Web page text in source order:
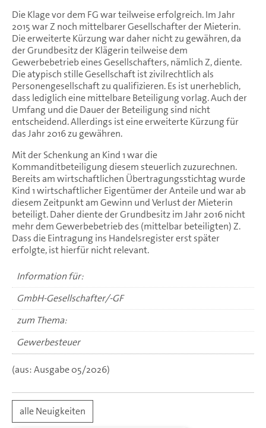
Die Klage vor dem FG war teilweise erfolgreich. Im Jahr
2015 war Z noch mittelbarer Gesellschafter der Mieterin.
Die erweiterte Kürzung war daher nicht zu gewähren, da
der Grundbesitz der Klägerin teilweise dem
Gewerbebetrieb eines Gesellschafters, nämlich Z, diente.
Die atypisch stille Gesellschaft ist zivilrechtlich als
Personengesellschaft zu qualifizieren. Es ist unerheblich,
dass lediglich eine mittelbare Beteiligung vorlag. Auch der
Umfang und die Dauer der Beteiligung sind nicht
entscheidend. Allerdings ist eine erweiterte Kürzung für
das Jahr 2016 zu gewähren.
Mit der Schenkung an Kind 1 war die
Kommanditbeteiligung diesem steuerlich zuzurechnen.
Bereits am wirtschaftlichen Übertragungsstichtag wurde
Kind 1 wirtschaftlicher Eigentümer der Anteile und war ab
diesem Zeitpunkt am Gewinn und Verlust der Mieterin
beteiligt. Daher diente der Grundbesitz im Jahr 2016 nicht
mehr dem Gewerbebetrieb des (mittelbar beteiligten) Z.
Dass die Eintragung ins Handelsregister erst später
erfolgte, ist hierfür nicht relevant.
Information für:
GmbH-Gesellschafter/-GF
zum Thema:
Gewerbesteuer
(aus: Ausgabe 05/2026)
alle Neuigkeiten